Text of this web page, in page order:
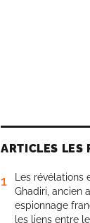
ARTICLES LES
1
Les
Ghadiri, ancien
espionnage
les liens entre